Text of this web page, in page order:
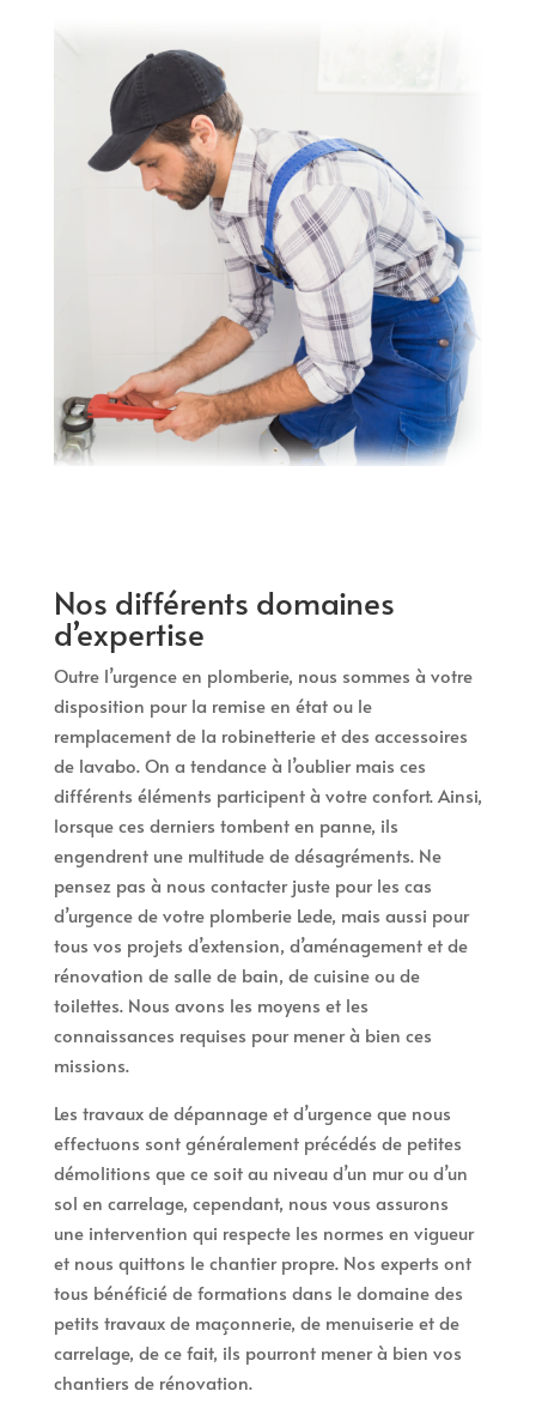
Nos différents domaines
d’expertise
Outre l’urgence en plomberie, nous sommes à votre
disposition pour la remise en état ou le
remplacement de la robinetterie et des accessoires
de lavabo. On a tendance à l’oublier mais ces
différents éléments participent à votre confort. Ainsi,
lorsque ces derniers tombent en panne, ils
engendrent une multitude de désagréments. Ne
pensez pas à nous contacter juste pour les cas
d’urgence de votre plomberie Lede, mais aussi pour
tous vos projets d’extension, d’aménagement et de
rénovation de salle de bain, de cuisine ou de
toilettes. Nous avons les moyens et les
connaissances requises pour mener à bien ces
missions.
Les travaux de dépannage et d’urgence que nous
effectuons sont généralement précédés de petites
démolitions que ce soit au niveau d’un mur ou d’un
sol en carrelage, cependant, nous vous assurons
une intervention qui respecte les normes en vigueur
et nous quittons le chantier propre. Nos experts ont
tous bénéficié de formations dans le domaine des
petits travaux de maçonnerie, de menuiserie et de
carrelage, de ce fait, ils pourront mener à bien vos
chantiers de rénovation.